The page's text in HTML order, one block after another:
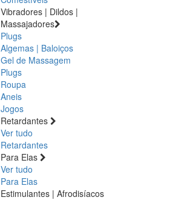
Vibradores | Dildos |
Massajadores
Plugs
Algemas | Baloiços
Gel de Massagem
Plugs
Roupa
Aneis
Jogos
Retardantes
Ver tudo
Retardantes
Para Elas
Ver tudo
Para Elas
Estimulantes | Afrodisíacos